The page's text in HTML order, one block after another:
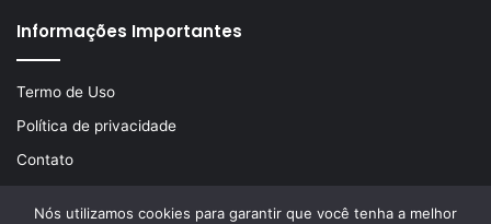
Informações Importantes
Termo de Uso
Política de privacidade
Contato
Nós utilizamos cookies para garantir que você tenha a melhor